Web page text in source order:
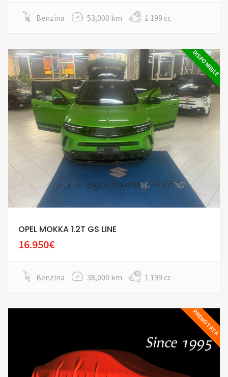
Benzina 53,000 km 1 199 cc
DISPONIBILE
OPEL MOKKA 1.2T GS LINE
16.950€
Benzina 38,000 km 1 199 cc
PRENOTATA